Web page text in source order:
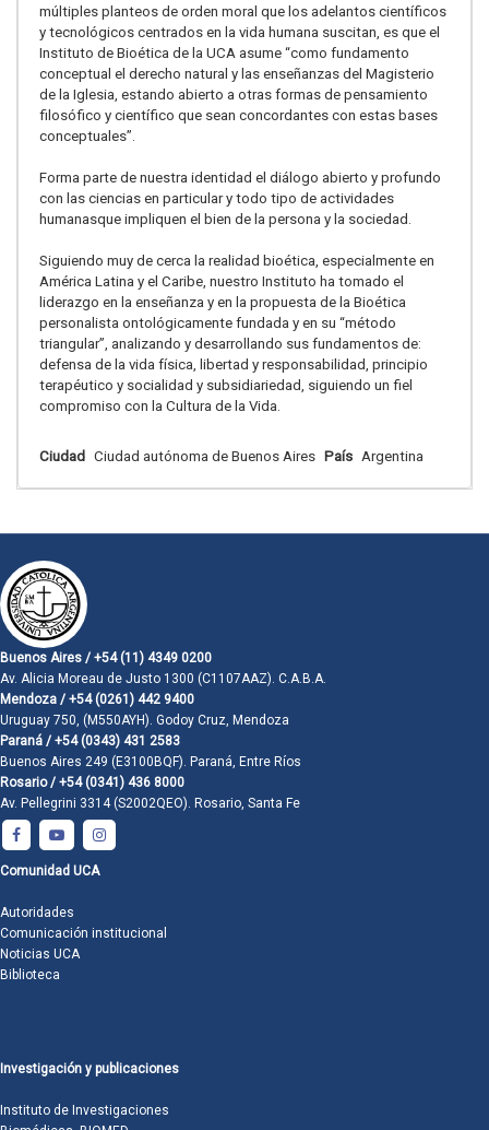
múltiples planteos de orden moral que los adelantos científicos
y tecnológicos centrados en la vida humana suscitan, es que el
Instituto de Bioética de la UCA asume “como fundamento
conceptual el derecho natural y las enseñanzas del Magisterio
de la Iglesia, estando abierto a otras formas de pensamiento
filosófico y científico que sean concordantes con estas bases
conceptuales”.
Forma parte de nuestra identidad el diálogo abierto y profundo
con las ciencias en particular y todo tipo de actividades
humanasque impliquen el bien de la persona y la sociedad.
Siguiendo muy de cerca la realidad bioética, especialmente en
América Latina y el Caribe, nuestro Instituto ha tomado el
liderazgo en la enseñanza y en la propuesta de la Bioética
personalista ontológicamente fundada y en su “método
triangular”, analizando y desarrollando sus fundamentos de:
defensa de la vida física, libertad y responsabilidad, principio
terapéutico y socialidad y subsidiariedad, siguiendo un fiel
compromiso con la Cultura de la Vida.
Ciudad Ciudad autónoma de Buenos Aires País Argentina
Buenos Aires / +54 (11) 4349 0200
Av. Alicia Moreau de Justo 1300 (C1107AAZ). C.A.B.A.
Mendoza / +54 (0261) 442 9400
Uruguay 750, (M550AYH). Godoy Cruz, Mendoza
Paraná / +54 (0343) 431 2583
Buenos Aires 249 (E3100BQF). Paraná, Entre Ríos
Rosario / +54 (0341) 436 8000
Av. Pellegrini 3314 (S2002QEO). Rosario, Santa Fe
Comunidad UCA
Autoridades
Comunicación institucional
Noticias UCA
Biblioteca
Investigación y publicaciones
Instituto de Investigaciones